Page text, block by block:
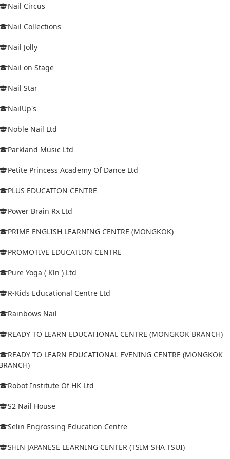
Nail Circus
Nail Collections
Nail Jolly
Nail on Stage
Nail Star
NailUp's
Noble Nail Ltd
Parkland Music Ltd
Petite Princess Academy Of Dance Ltd
PLUS EDUCATION CENTRE
Power Brain Rx Ltd
PRIME ENGLISH LEARNING CENTRE (MONGKOK)
PROMOTIVE EDUCATION CENTRE
Pure Yoga ( Kln ) Ltd
R-Kids Educational Centre Ltd
Rainbows Nail
READY TO LEARN EDUCATIONAL CENTRE (MONGKOK BRANCH)
READY TO LEARN EDUCATIONAL EVENING CENTRE (MONGKOK
Robot Institute Of HK Ltd
S2 Nail House
Selin Engrossing Education Centre
SHIN JAPANESE LEARNING CENTER (TSIM SHA TSUI)